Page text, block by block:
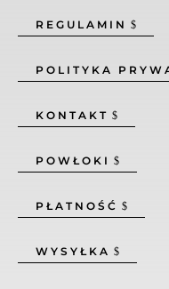
REGULAMIN
POLITYKA
KONTAKT
POWŁOKI
PŁATNOŚĆ
WYSYŁKA